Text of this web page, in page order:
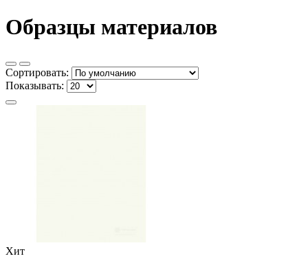
Образцы материалов
Сортировать:
Показывать:
Хит